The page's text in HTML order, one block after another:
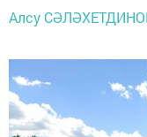
Алсу